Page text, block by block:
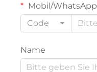
Mobil/WhatsApp
Code
Name